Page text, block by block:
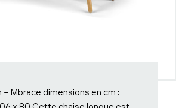
– Mbrace dimensions en cm :